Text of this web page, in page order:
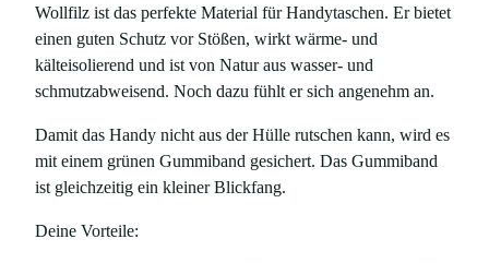
Wollfilz ist das perfekte Material für Handytaschen. Er bietet
einen guten Schutz vor Stößen, wirkt wärme- und
kälteisolierend und ist von Natur aus wasser- und
schmutzabweisend. Noch dazu fühlt er sich angenehm an.
Damit das Handy nicht aus der Hülle rutschen kann, wird es
mit einem grünen Gummiband gesichert. Das Gummiband
ist gleichzeitig ein kleiner Blickfang.
Deine Vorteile: